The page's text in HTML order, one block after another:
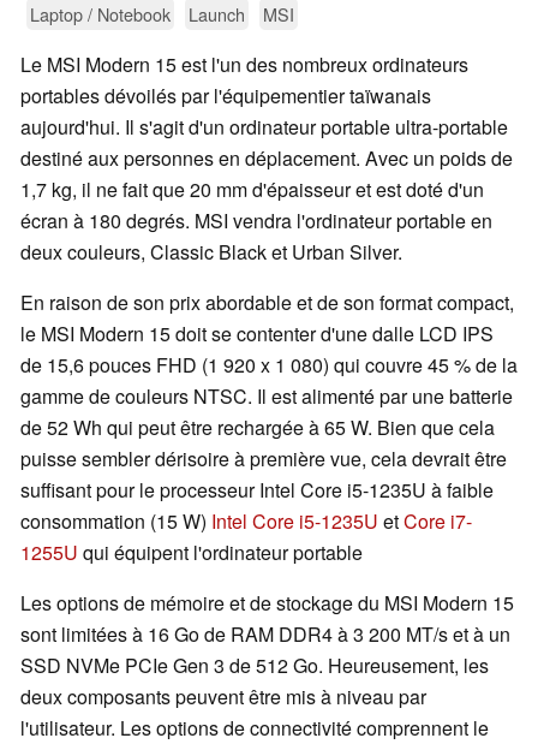
Laptop / Notebook
Launch MSI
Le MSI Modern 15 est l'un des nombreux ordinateurs
portables dévoilés par l'équipementier taïwanais
aujourd'hui. Il s'agit d'un ordinateur portable ultra-portable
destiné aux personnes en déplacement. Avec un poids de
1,7 kg, il ne fait que 20 mm d'épaisseur et est doté d'un
écran à 180 degrés. MSI vendra l'ordinateur portable en
deux couleurs, Classic Black et Urban Silver.
En raison de son prix abordable et de son format compact,
le MSI Modern 15 doit se contenter d'une dalle LCD IPS
de 15,6 pouces FHD (1 920 x 1 080) qui couvre 45 % de la
gamme de couleurs NTSC. Il est alimenté par une batterie
de 52 Wh qui peut être rechargée à 65 W. Bien que cela
puisse sembler dérisoire à première vue, cela devrait être
suffisant pour le processeur Intel Core i5-1235U à faible
consommation (15 W) Intel Core i5-1235U etCore i7-
1255U qui équipent l'ordinateur portable
Les options de mémoire et de stockage du MSI Modern 15
sont limitées à 16 Go de RAM DDR4 à 3 200 MT/s et à un
SSD NVMe PCIe Gen 3 de 512 Go. Heureusement, les
deux composants peuvent être mis à niveau par
l'utilisateur. Les options de connectivité comprennent le